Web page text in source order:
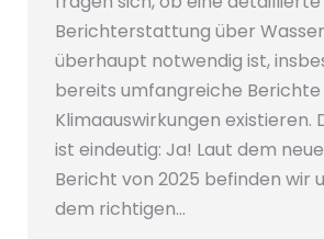
Berichterstattung über
überhaupt notwendig ist,
bereits umfangreiche Berichte
Klimaauswirkungen existieren.
ist eindeutig: Ja! Laut dem
Bericht von 2025 befinden wir
dem richtigen…